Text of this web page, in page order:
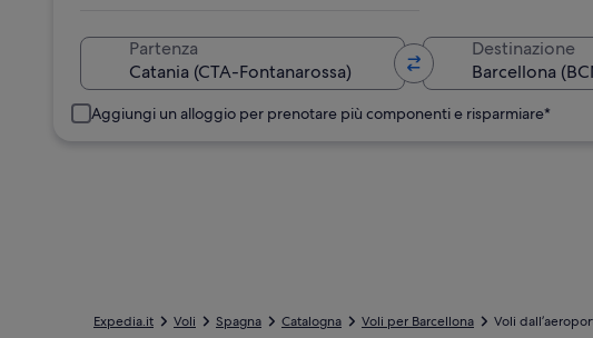
Partenza Destinazione
Aggiungi un alloggio per prenotare più componenti e risparmiare*
Expedia.it Voli Spagna Catalogna Voli per Barcellona Voli